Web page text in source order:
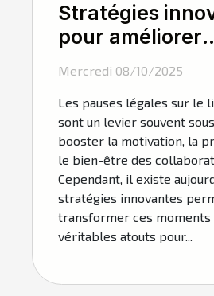
Stratégies
pour améliorer
l'efficacité des
légales au travail
Mercredi 08/10/2025
Les pauses légales sur le
sont un levier souvent
booster la motivation, la
le bien-être des
Cependant, il existe
stratégies innovantes
transformer ces moments
véritables atouts pour...